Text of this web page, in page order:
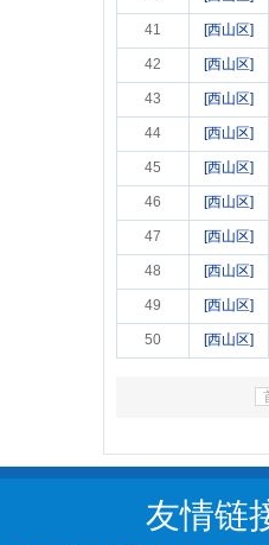
41 [西山区]
42 [西山区]
43 [西山区]
44 [西山区]
45 [西山区]
46 [西山区]
47 [西山区]
48 [西山区]
49 [西山区]
50 [西山区]
友情链